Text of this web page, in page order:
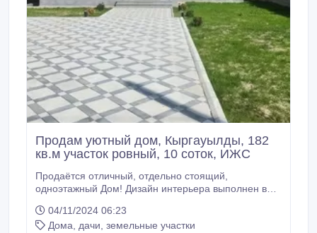
Продам уютный дом, Кыргауылды, 182
кв.м участок ровный, 10 соток, ИЖС
Продаётся отличный, отдельно стоящий,
одноэтажный Дом! Дизайн интерьера выполнен в
создает комфортный микроклимат во всем доме.
Просторная терраса при входе, отделанная
04/11/2024 06:23
Дома, дачи, земельные участки